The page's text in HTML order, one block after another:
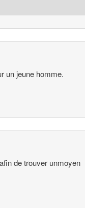
un jeune homme.
de trouver unmoyen